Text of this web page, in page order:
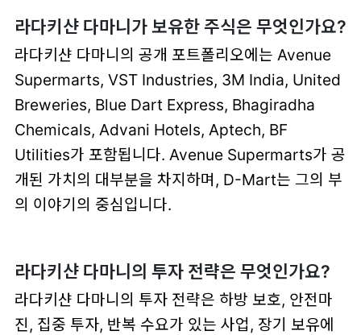
라다키샨 다마니가 보유한 주식은 무엇인가요?
라다키샨 다마니의 공개 포트폴리오에는 Avenue
Supermarts, VST Industries, 3M India, United
Breweries, Blue Dart Express, Bhagiradha
Chemicals, Advani Hotels, Aptech, BF
Utilities가 포함됩니다. Avenue Supermarts가 공
개된 가치의 대부분을 차지하며, D-Mart는 그의 부
의 이야기의 중심입니다.
라다키샨 다마니의 투자 전략은 무엇인가요?
라다키샨 다마니의 투자 전략은 하방 보호, 안전마
진, 집중 투자, 반복 수요가 있는 사업, 장기 보유에